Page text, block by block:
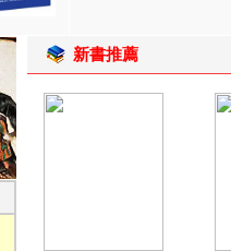
新書推薦